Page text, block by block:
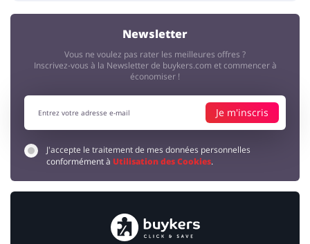
Newsletter
Vous ne voulez pas rater les meilleures offres ?
Inscrivez-vous à la Newsletter de buykers.com et commencer à
économiser !
Je m'inscris
J'accepte le traitement de mes données personnelles
conformément à Utilisation des Cookies.